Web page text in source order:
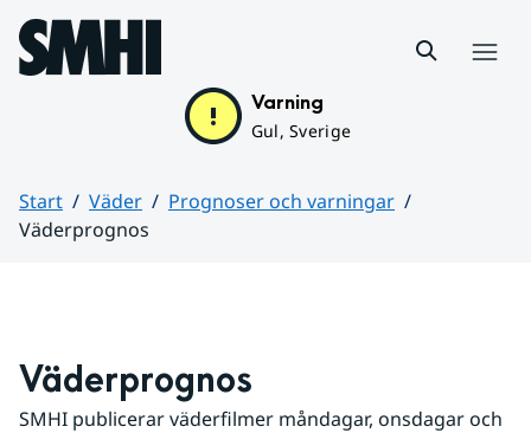
Hoppa till sidans innehåll
Varning
Gul, Sverige
Start Väder
Prognoser och varningar
Väderprognos
Väderprognos
SMHI publicerar väderfilmer måndagar, onsdagar och